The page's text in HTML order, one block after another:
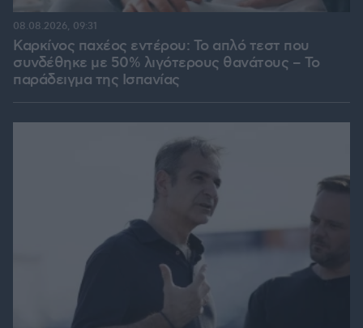
Καρκίνος παχέος εντέρου: Το απλό τεστ που
συνδέθηκε με 50% λιγότερους θανάτους – Το
παράδειγμα της Ισπανίας
08.08.2026, 09:31